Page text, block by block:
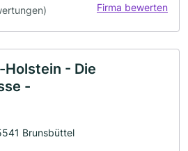
Firma bewerten
Holstein - Die
-
Brunsbüttel